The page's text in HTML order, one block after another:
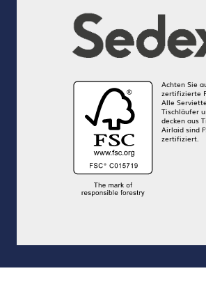
Achten Sie
zertifizierte
Alle
Tischläufer
decken aus
Airlaid sind
zertifiziert.